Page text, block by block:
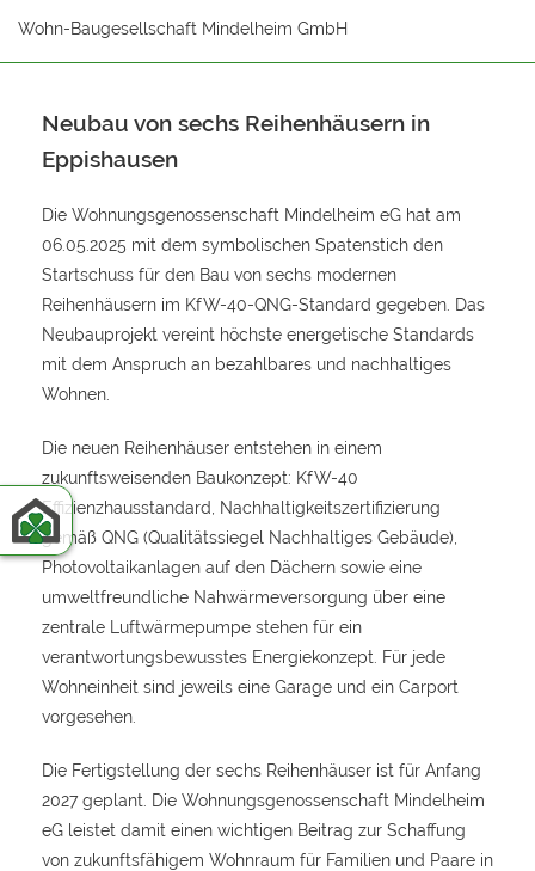
Wohn-Baugesellschaft Mindelheim GmbH
Neubau von sechs Reihenhäusern in
Eppishausen
Die Wohnungsgenossenschaft Mindelheim eG hat am
06.05.2025 mit dem symbolischen Spatenstich den
Startschuss für den Bau von sechs modernen
Reihenhäusern im KfW-40-QNG-Standard gegeben. Das
Neubauprojekt vereint höchste energetische Standards
mit dem Anspruch an bezahlbares und nachhaltiges
Wohnen.
Die neuen Reihenhäuser entstehen in einem
zukunftsweisenden Baukonzept: KfW-40
Effizienzhausstandard, Nachhaltigkeitszertifizierung
gemäß QNG (Qualitätssiegel Nachhaltiges Gebäude),
Photovoltaikanlagen auf den Dächern sowie eine
umweltfreundliche Nahwärmeversorgung über eine
zentrale Luftwärmepumpe stehen für ein
verantwortungsbewusstes Energiekonzept. Für jede
Wohneinheit sind jeweils eine Garage und ein Carport
vorgesehen.
Die Fertigstellung der sechs Reihenhäuser ist für Anfang
2027 geplant. Die Wohnungsgenossenschaft Mindelheim
eG leistet damit einen wichtigen Beitrag zur Schaffung
von zukunftsfähigem Wohnraum für Familien und Paare in